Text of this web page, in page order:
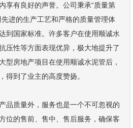
享有良好的声誉。公司秉承“质量第
进的生产工艺和严格的质量管理体
到国家标准。许多客户在使用顺诚水
压性等方面表现优异，极大地提升了
型房地产项目在使用顺诚水泥管后，
得到了业主的高度赞扬。
品质量外，服务也是一个不可忽视的
位的售前、售中、售后服务，确保客